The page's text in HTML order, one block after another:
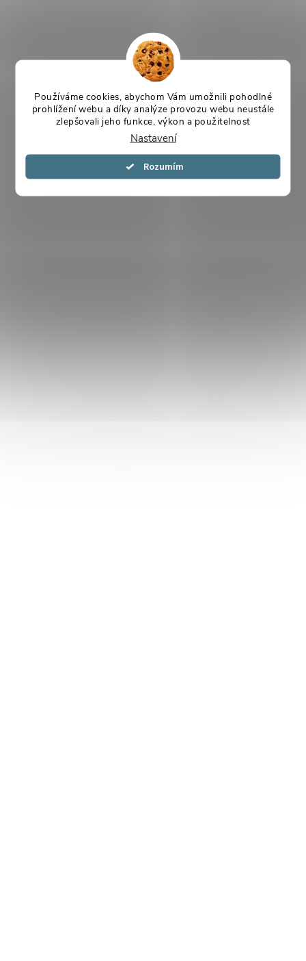
Používáme cookies, abychom Vám umožnili pohodlné
prohlížení webu a díky analýze provozu webu neustále
zlepšovali jeho funkce, výkon a použitelnost
Nastavení
Souhlasím